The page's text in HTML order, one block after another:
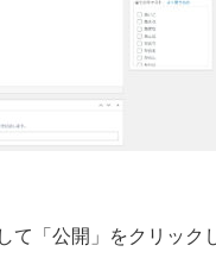
て「公開」をクリック